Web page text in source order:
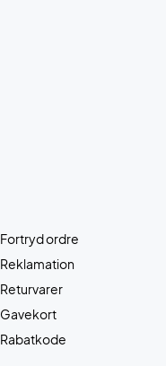
Fortryd ordre
Reklamation
Returvarer
Gavekort
Rabatkode